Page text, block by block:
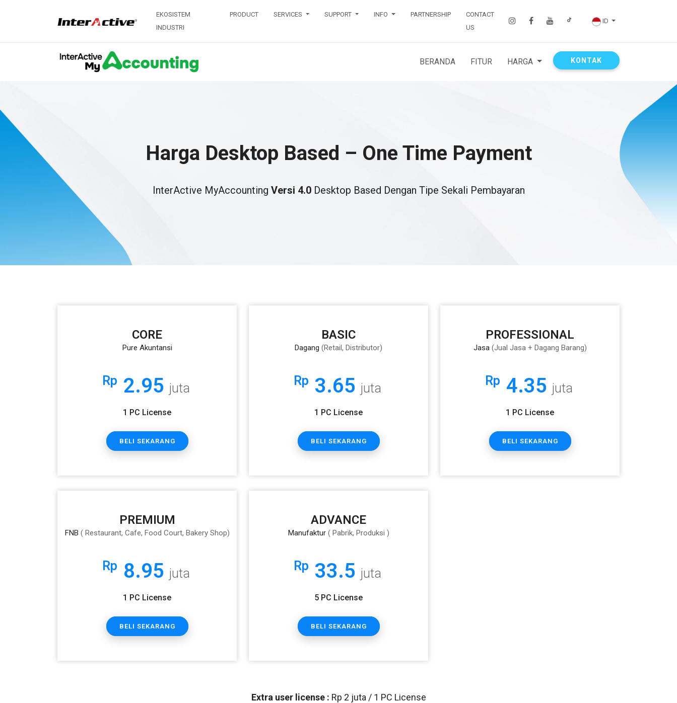
EKOSISTEM
INDUSTRI
PRODUCT SERVICES SUPPORT INFO PARTNERSHIP
CONTACT
US
ID
BERANDA FITUR HARGA KONTAK
Harga Desktop Based – One Time Payment
InterActive MyAccounting Versi 4.0Desktop Based Dengan Tipe Sekali Pembayaran
CORE
Pure Akuntansi
Rp 2.95 juta
1 PC License
BELI SEKARANG
BASIC
Dagang (Retail, Distributor)
Rp 3.65 juta
1 PC License
BELI SEKARANG
PROFESSIONAL
Jasa (Jual Jasa + Dagang Barang)
Rp 4.35 juta
1 PC License
BELI SEKARANG
PREMIUM
FNB ( Restaurant, Cafe, Food Court, Bakery Shop)
Rp 8.95 juta
1 PC License
BELI SEKARANG
ADVANCE
Manufaktur ( Pabrik, Produksi )
Rp 33.5 juta
5 PC License
BELI SEKARANG
Extra user license : Rp 2 juta / 1 PC License